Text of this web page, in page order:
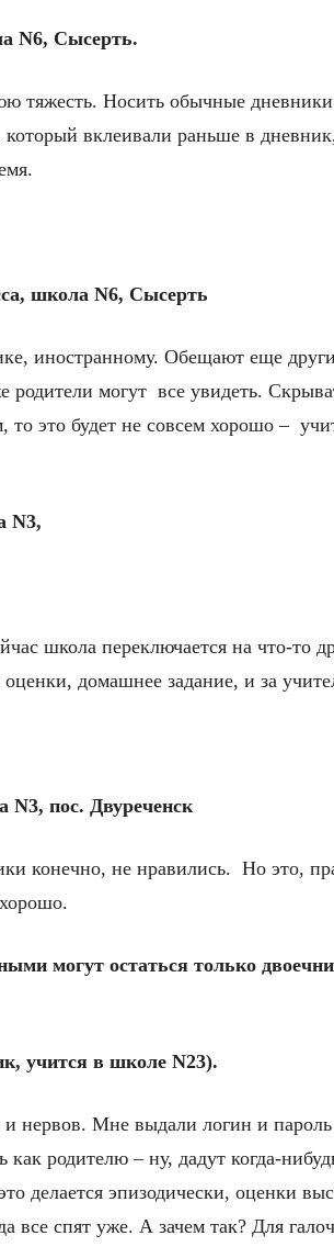
N6, Сысерть.
Носить обычные дневники
вклеивали раньше в
школа N6, Сысерть
иностранному. Обещают еще
могут все увидеть.
это будет не совсем хорошо –
N3,
школа переключается на что-то
домашнее задание, и за
пос. Двуреченск
конечно, не нравились. Но это,
могут остаться только
учится в школе N23).
и нервов. Мне выдали логин и
родителю – ну, дадут когда-
делается эпизодически, оценки
все спят уже. А зачем так? Для